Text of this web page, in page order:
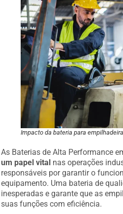
Impacto da bateria para
As Baterias de Alta Performance
um papel vital nas operações
responsáveis por garantir o
equipamento. Uma bateria de
inesperadas e garante que as
suas funções com eficiência.